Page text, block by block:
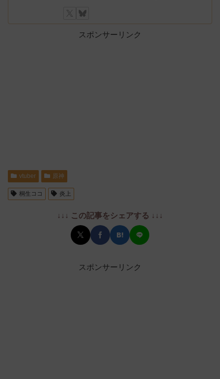
スポンサーリンク
vtuber 原神
桐生ココ 炎上
↓↓↓ この記事をシェアする ↓↓↓
スポンサーリンク